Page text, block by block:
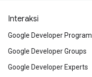
Interaksi
Google Developer Program
Google Developer Groups
Google Developer Experts